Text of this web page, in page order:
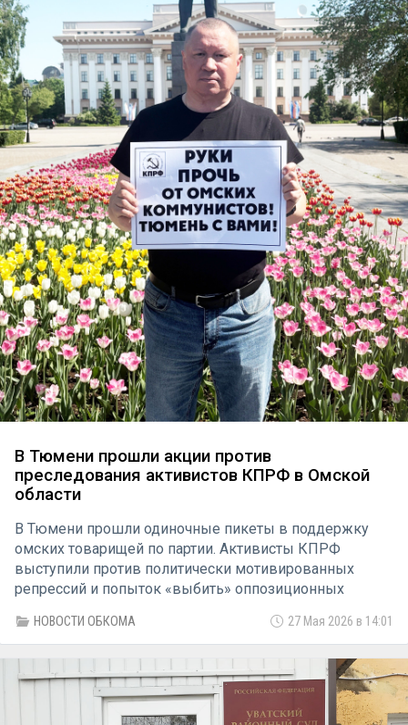
В Тюмени прошли акции против
преследования активистов КПРФ в Омской
области
В Тюмени прошли одиночные пикеты в поддержку
омских товарищей по партии. Активисты КПРФ
выступили против политически мотивированных
репрессий и попыток «выбить» оппозиционных
области.
НОВОСТИ ОБКОМА 27 Мая 2026 в 14:01